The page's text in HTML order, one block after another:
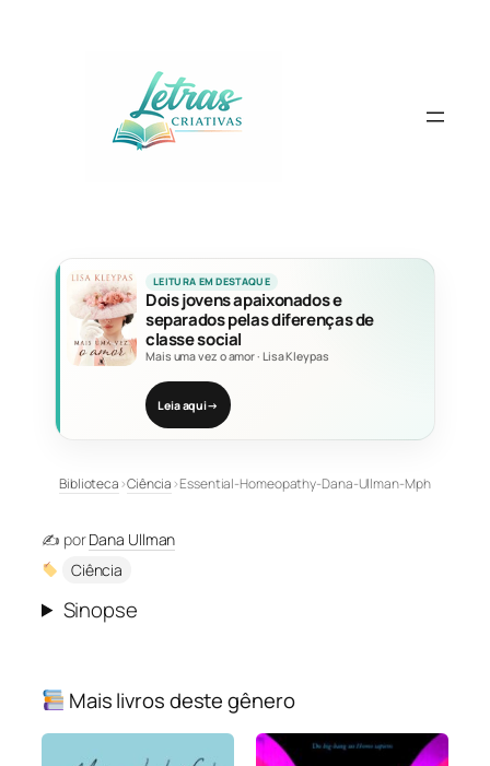
LEITURA EM DESTAQUE
Dois jovens apaixonados e
separados pelas diferenças de
classe social
Mais uma vez o amor· Lisa Kleypas
Leia aqui→
Biblioteca›Ciência›Essential-Homeopathy-Dana-Ullman-Mph
✍️ porDana Ullman
Ciência
Sinopse
Mais livros deste gênero